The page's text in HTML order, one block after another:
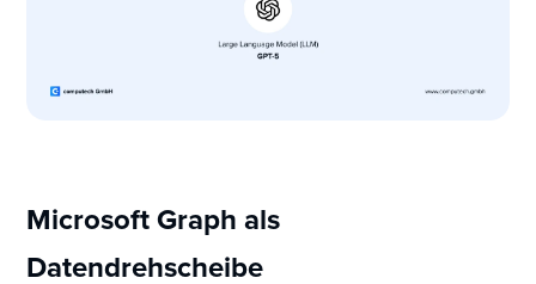
Microsoft Graph als
Datendrehscheibe